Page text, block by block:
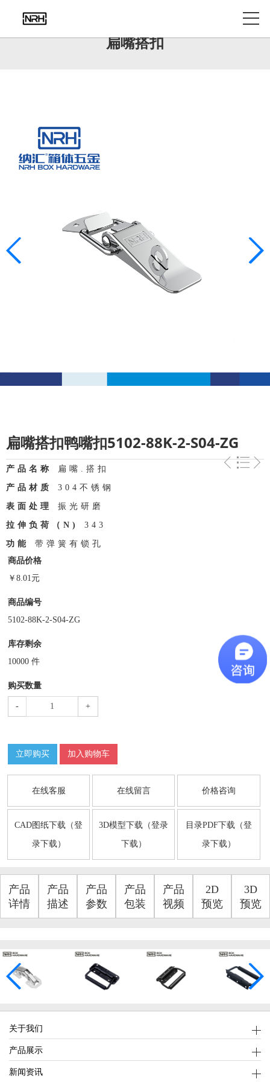
扁嘴搭扣
扁嘴搭扣鸭嘴扣5102-88K-2-S04-ZG
产品名称 扁嘴.搭扣
产品材质 304不锈钢
表面处理 振光研磨
拉伸负荷（N) 343
功能
带弹簧有锁孔
商品价格
￥ 8.01 元
商品编号
5102-88K-2-S04-ZG
库存剩余
10000 件
购买数量
- +
立即购买 加入购物车
在线客服 在线留言 价格咨询
CAD图纸下载（登
录下载）
3D模型下载（登录
下载）
目录PDF下载（登
录下载）
产品
详情
产品
描述
产品
参数
产品
包装
产品
视频
2D
预览
3D
预览
关于我们
产品展示
新闻资讯